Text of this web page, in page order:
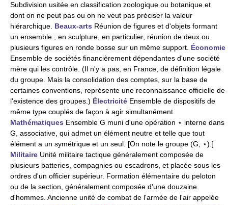
Subdivision usitée en classification zoologique ou botanique et
dont on ne peut pas ou on ne veut pas préciser la valeur
hiérarchique. Beaux-arts Réunion de figures et d'objets formant
un ensemble ; en sculpture, en particulier, réunion de deux ou
plusieurs figures en ronde bosse sur un même support. Économie
Ensemble de sociétés financièrement dépendantes d'une société
mère qui les contrôle. (Il n'y a pas, en France, de définition légale
du groupe. Mais la consolidation des comptes, sur la base de
certaines conventions, représente une reconnaissance officielle de
l'existence des groupes.) Électricité Ensemble de dispositifs de
même type couplés de façon à agir simultanément.
Mathématiques Ensemble G muni d'une opération ⋆ interne dans
G, associative, qui admet un élément neutre et telle que tout
élément a un symétrique et un seul. [On note le groupe (G, ⋆).]
Militaire Unité militaire tactique généralement composée de
plusieurs batteries, compagnies ou escadrons, et placée sous les
ordres d'un officier supérieur. Formation élémentaire du peloton
ou de la section, généralement composée d'une douzaine
d'hommes. Ancienne unité de combat de l'armée de l'air appelée